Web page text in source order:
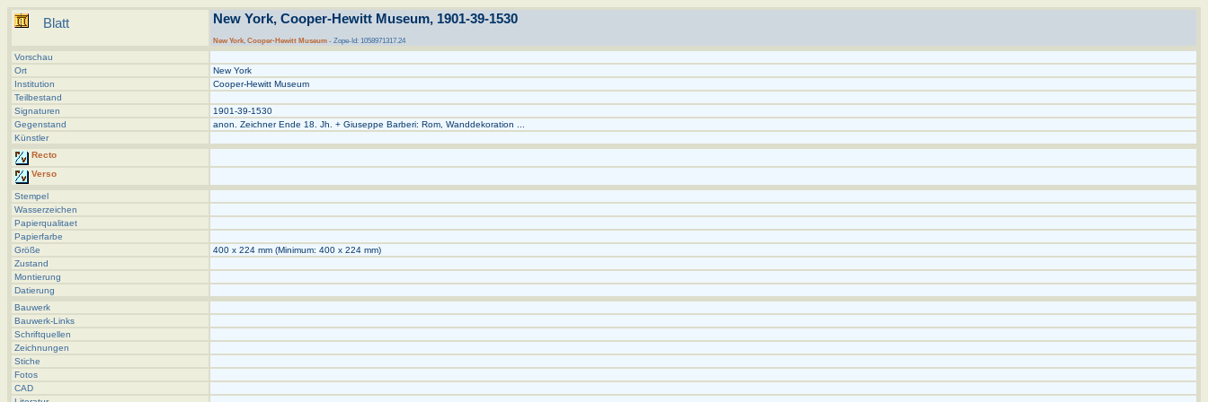
Blatt New York, Cooper-Hewitt Museum, 1901-39-1530
New York, Cooper-Hewitt Museum - Zope-Id: 1058971317.24
Vorschau
Ort
New York
Institution
Cooper-Hewitt Museum
Teilbestand
Signaturen
1901-39-1530
Gegenstand
anon. Zeichner Ende 18. Jh. + Giuseppe Barberi: Rom, Wanddekoration ...
Künstler
Recto
Verso
Stempel
Wasserzeichen
Papierqualitaet
Papierfarbe
Größe
400 x 224 mm (Minimum: 400 x 224 mm)
Zustand
Montierung
Datierung
Bauwerk
Bauwerk-Links
Schriftquellen
Zeichnungen
Stiche
Fotos
CAD